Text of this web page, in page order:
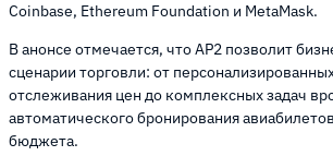
Coinbase, Ethereum Foundation и MetaMask.
В анонсе отмечается, что AP2 позволит
сценарии торговли: от
отслеживания цен до комплексных задач
автоматического бронирования
бюджета.